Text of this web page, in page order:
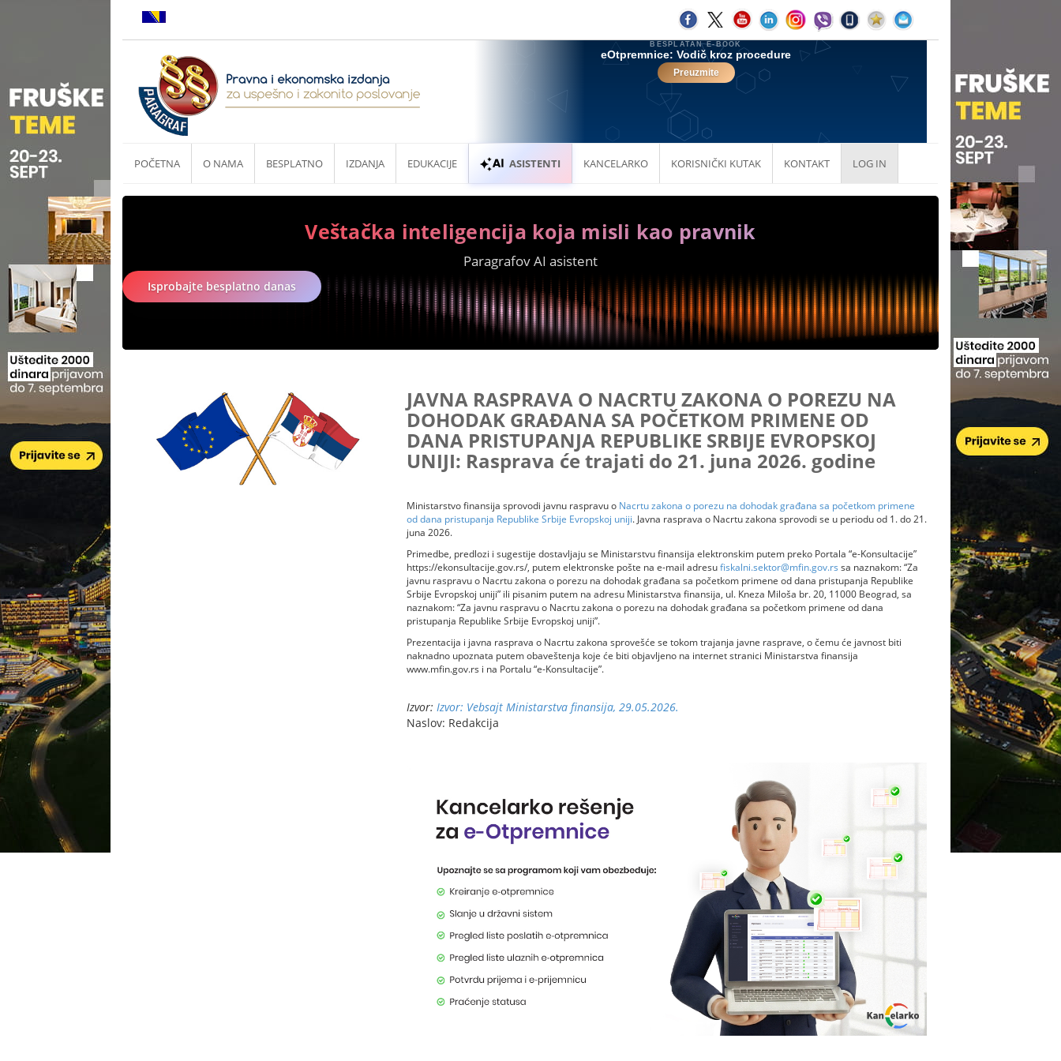
POČETNA O NAMA BESPLATNO IZDANJA EDUKACIJE ASISTENTI KANCELARKO KORISNIČKI KUTAK KONTAKT LOG IN
Veštačka inteligencija koja misli kao pravnik
Paragrafov AI asistent
Isprobajte besplatno danas
JAVNA RASPRAVA O NACRTU ZAKONA O POREZU NA
DOHODAK GRAĐANA SA POČETKOM PRIMENE OD
DANA PRISTUPANJA REPUBLIKE SRBIJE EVROPSKOJ
UNIJI: Rasprava će trajati do 21. juna 2026. godine
Ministarstvo finansija sprovodi javnu raspravu o Nacrtu zakona o porezu na dohodak građana sa početkom primene
od dana pristupanja Republike Srbije Evropskoj uniji. Javna rasprava o Nacrtu zakona sprovodi se u periodu od 1. do 21.
juna 2026.
Primedbe, predlozi i sugestije dostavljaju se Ministarstvu finansija elektronskim putem preko Portala “e-Konsultacije”
https://ekonsultacije.gov.rs/, putem elektronske pošte na e-mail adresufiskalni.sektor@mfin.gov.rs sa naznakom: “Za
javnu raspravu o Nacrtu zakona o porezu na dohodak građana sa početkom primene od dana pristupanja Republike
Srbije Evropskoj uniji” ili pisanim putem na adresu Ministarstva finansija, ul. Kneza Miloša br. 20, 11000 Beograd, sa
naznakom: “Za javnu raspravu o Nacrtu zakona o porezu na dohodak građana sa početkom primene od dana
pristupanja Republike Srbije Evropskoj uniji”.
Prezentacija i javna rasprava o Nacrtu zakona sprovešće se tokom trajanja javne rasprave, o čemu će javnost biti
naknadno upoznata putem obaveštenja koje će biti objavljeno na internet stranici Ministarstva finansija
www.mfin.gov.rs i na Portalu “e-Konsultacije”.
Izvor: Izvor: Vebsajt Ministarstva finansija, 29.05.2026.
Naslov: Redakcija